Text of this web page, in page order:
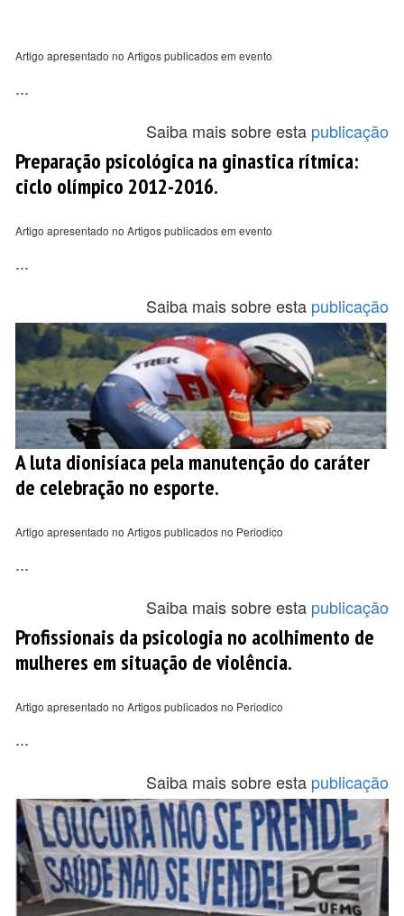
Artigo apresentado no Artigos publicados em evento
...
Saiba mais sobre esta publicação
Preparação psicológica na ginastica rítmica:
ciclo olímpico 2012-2016.
Artigo apresentado no Artigos publicados em evento
...
Saiba mais sobre esta publicação
A luta dionisíaca pela manutenção do caráter
de celebração no esporte.
Artigo apresentado no Artigos publicados no Periodico
...
Saiba mais sobre esta publicação
Profissionais da psicologia no acolhimento de
mulheres em situação de violência.
Artigo apresentado no Artigos publicados no Periodico
...
Saiba mais sobre esta publicação